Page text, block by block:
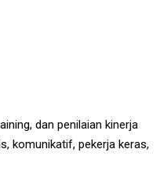
dan penilaian kinerja
komunikatif, pekerja keras,